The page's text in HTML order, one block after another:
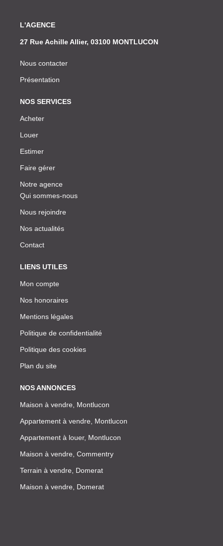
L'AGENCE
27 Rue Achille Allier, 03100 MONTLUCON
Nous contacter
Présentation
NOS SERVICES
Acheter
Louer
Estimer
Faire gérer
Notre agence
Qui sommes-nous
Nous rejoindre
Nos actualités
Contact
LIENS UTILES
Mon compte
Nos honoraires
Mentions légales
Politique de confidentialité
Politique des cookies
Plan du site
NOS ANNONCES
Maison à vendre, Montlucon
Appartement à vendre, Montlucon
Appartement à louer, Montlucon
Maison à vendre, Commentry
Terrain à vendre, Domerat
Maison à vendre, Domerat